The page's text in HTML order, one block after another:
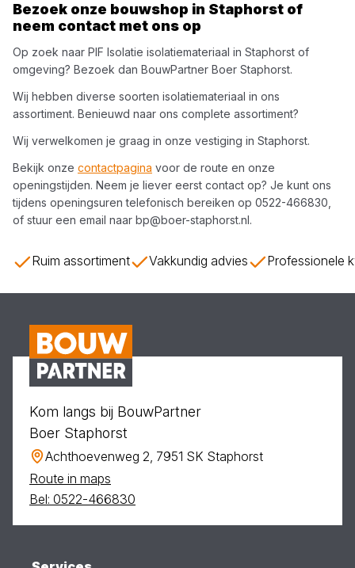
Bezoek onze bouwshop in Staphorst of
neem contact met ons op
Op zoek naar PIF Isolatie isolatiemateriaal in Staphorst of
omgeving? Bezoek dan BouwPartner Boer Staphorst.
Wij hebben diverse soorten isolatiemateriaal in ons
assortiment. Benieuwd naar ons complete assortiment?
Wij verwelkomen je graag in onze vestiging in Staphorst.
Bekijk onze contactpagina voor de route en onze
openingstijden. Neem je liever eerst contact op? Je kunt ons
tijdens openingsuren telefonisch bereiken op 0522-466830
of stuur een email naar bp@boer-staphorst.nl.
Ruim assortiment Vakkundig advies Professionele
Kom langs bij BouwPartner
Boer Staphorst
Achthoevenweg 2, 7951 SK Staphorst
Route in maps
Bel: 0522-466830